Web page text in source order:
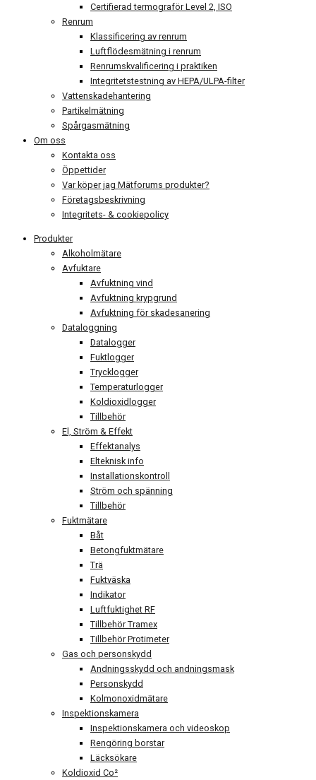
Certifierad termograför Level 2, ISO
Renrum
Klassificering av renrum
Luftflödesmätning i renrum
Renrumskvalificering i praktiken
Integritetstestning av HEPA/ULPA-filter
Vattenskadehantering
Partikelmätning
Spårgasmätning
Om oss
Kontakta oss
Öppettider
Var köper jag Mätforums produkter?
Företagsbeskrivning
Integritets- & cookiepolicy
Produkter
Alkoholmätare
Avfuktare
Avfuktning vind
Avfuktning krypgrund
Avfuktning för skadesanering
Dataloggning
Datalogger
Fuktlogger
Trycklogger
Temperaturlogger
Koldioxidlogger
Tillbehör
El, Ström & Effekt
Effektanalys
Elteknisk info
Installationskontroll
Ström och spänning
Tillbehör
Fuktmätare
Båt
Betongfuktmätare
Trä
Fuktväska
Indikator
Luftfuktighet RF
Tillbehör Tramex
Tillbehör Protimeter
Gas och personskydd
Andningsskydd och andningsmask
Personskydd
Kolmonoxidmätare
Inspektionskamera
Inspektionskamera och videoskop
Rengöring borstar
Läcksökare
Koldioxid Co²